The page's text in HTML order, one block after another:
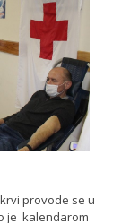
provode se u
je kalendarom